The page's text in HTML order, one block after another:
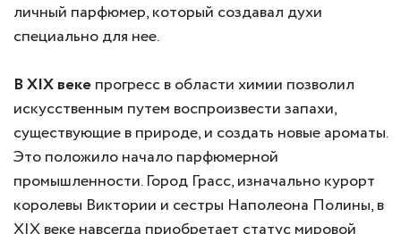
личный парфюмер, который создавал духи
специально для нее.
В XIX векепрогресс в области химии позволил
искусственным путем воспроизвести запахи,
существующие в природе, и создать новые ароматы.
Это положило начало парфюмерной
промышленности. Город Грасс, изначально курорт
королевы Виктории и сестры Наполеона Полины, в